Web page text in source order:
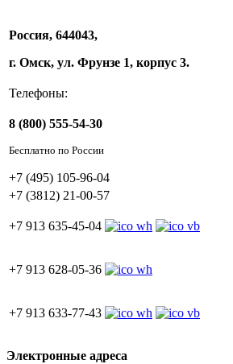
Россия, 644043,
г. Омск, ул. Фрунзе 1, корпус 3.
Телефоны:
8 (800) 555-54-30
Бесплатно по России
+7 (495) 105-96-04
+7 (3812) 21-00-57
+7 913 635-45-04
+7 913 628-05-36
+7 913 633-77-43
Электронные адреса